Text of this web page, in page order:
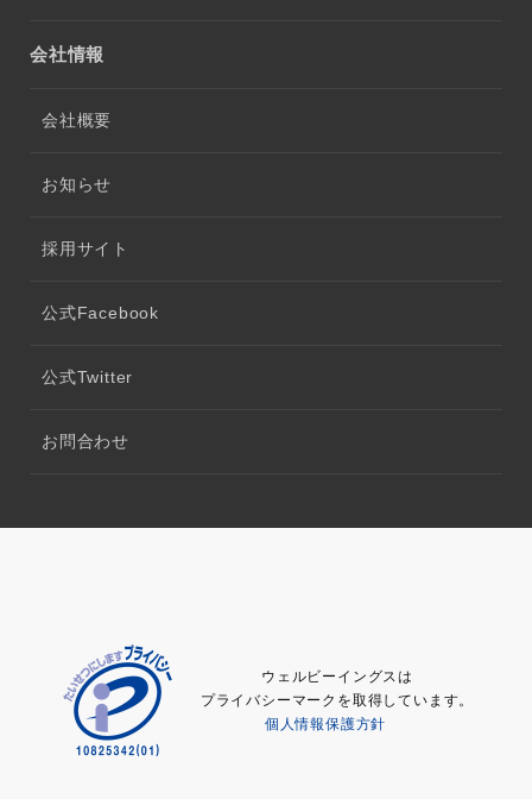
会社情報
会社概要
お知らせ
採用サイト
公式Facebook
公式Twitter
お問合わせ
ウェルビーイングスは
プライバシーマークを取得しています。
個人情報保護方針